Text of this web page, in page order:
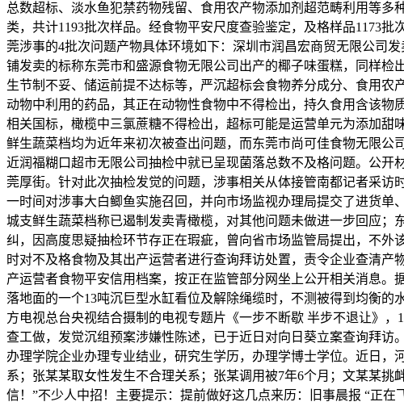
总数超标、淡水鱼犯禁药物残留、食用农产物添加剂超范畴利用等
类，共计1193批次样品。经食物平安尺度查验鉴定，及格样品1173
莞涉事的4批次问题产物具体环境如下：深圳市润昌宏商贸无限公司
铺发卖的标称东莞市和盛源食物无限公司出产的椰子味蛋糕，同样
生节制不妥、储运前提不达标等，严沉超标会食物养分成分、食用
动物中利用的药品，其正在动物性食物中不得检出，持久食用含该
相关国标，橄榄中三氯蔗糖不得检出，超标可能是运营单元为添加
鲜生蔬菜档均为近年来初次被查出问题，而东莞市尚可佳食物无限公
近润福糊口超市无限公司抽检中就已呈现菌落总数不及格问题。公开
莞厚街。针对此次抽检发觉的问题，涉事相关从体接管南都记者采
一时间对涉事大白鲫鱼实施召回，并向市场监视办理局提交了进货
城支鲜生蔬菜档称已遏制发卖青橄榄，对其他问题未做进一步回应
纠，因高度思疑抽检环节存正在瑕疵，曾向省市场监管局提出，不
时对不及格食物及其出产运营者进行查询拜访处置，责令企业查清
产运营者食物平安信用档案，按正在监管部分网坐上公开相关消息
落地面的一个13吨沉巨型水缸看位及解除绳缆时，不测被得到均衡
方电视总台央视结合摄制的电视专题片《一步不断歇 半步不退让》
查工做，发觉沉组预案涉嫌性陈述，已于近日对向日葵立案查询拜访
办理学院企业办理专业结业，研究生学历，办理学博士学位。近日
系；张某某取女性发生不合理关系；张某调用被7年6个月；文某某
信！”不少人中招！主要提示：提前做好这几点来历：旧事晨报 “正